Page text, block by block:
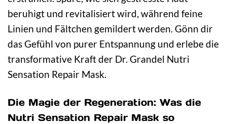
beruhigt und revitalisiert wird, während feine
Linien und Fältchen gemildert werden. Gönn dir
das Gefühl von purer Entspannung und erlebe die
transformative Kraft der Dr. Grandel Nutri
Sensation Repair Mask.
Die Magie der Regeneration: Was die
Nutri Sensation Repair Mask so